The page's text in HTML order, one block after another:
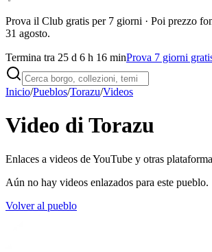
Prova il Club gratis per 7 giorni · Poi prezzo
31 agosto.
Termina tra 25 d 6 h 16 minProva 7 giorni
Inicio/Pueblos/Torazu/Videos
Video di Torazu
Enlaces a videos de YouTube y otras
Aún no hay videos enlazados para este pueblo.
Volver al pueblo